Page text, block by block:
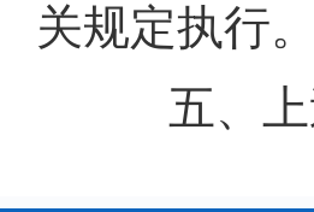
关规定执行。
五、上述